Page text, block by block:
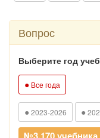
Вопрос
Выберите год
● Все года
● 2023-2026 ●